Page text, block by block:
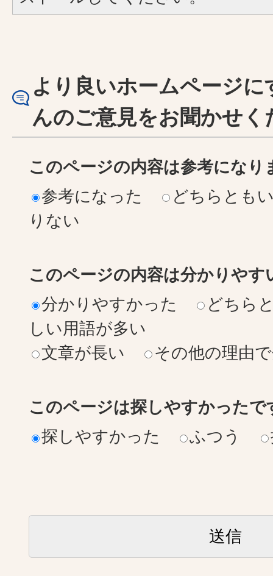
より良いホームページ
んのご意見をお聞かせく
このページの内容は参考になり
参考になった
どちらとも
りない
このページの内容は分かりやす
分かりやすかった
どちら
しい用語が多い
文章が長い
その他の理由
このページは探しやすかったで
探しやすかった
ふつう